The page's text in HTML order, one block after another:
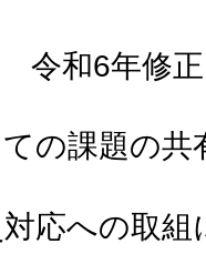
令和6年修
の課題の共
応への取組